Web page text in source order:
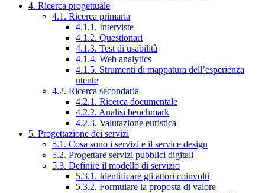
4. Ricerca progettuale
4.1. Ricerca primaria
4.1.1. Interviste
4.1.2. Questionari
4.1.3. Test di usabilità
4.1.4. Web analytics
4.1.5. Strumenti di mappatura dell’esperienza
utente
4.2. Ricerca secondaria
4.2.1. Ricerca documentale
4.2.2. Analisi benchmark
4.2.3. Valutazione euristica
5. Progettazione dei servizi
5.1. Cosa sono i servizi e il service design
5.2. Progettare servizi pubblici digitali
5.3. Definire il modello di servizio
5.3.1. Identificare gli attori coinvolti
5.3.2. Formulare la proposta di valore